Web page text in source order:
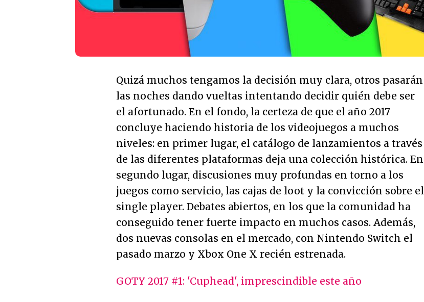
Quizá muchos tengamos la decisión muy clara, otros pasarán
las noches dando vueltas intentando decidir quién debe ser
el afortunado. En el fondo, la certeza de que el año 2017
concluye haciendo historia de los videojuegos a muchos
niveles: en primer lugar, el catálogo de lanzamientos a través
de las diferentes plataformas deja una colección histórica. En
segundo lugar, discusiones muy profundas en torno a los
juegos como servicio, las cajas de loot y la convicción sobre el
single player. Debates abiertos, en los que la comunidad ha
conseguido tener fuerte impacto en muchos casos. Además,
dos nuevas consolas en el mercado, con Nintendo Switch el
pasado marzo y Xbox One X recién estrenada.
GOTY 2017 #1: 'Cuphead', imprescindible este año